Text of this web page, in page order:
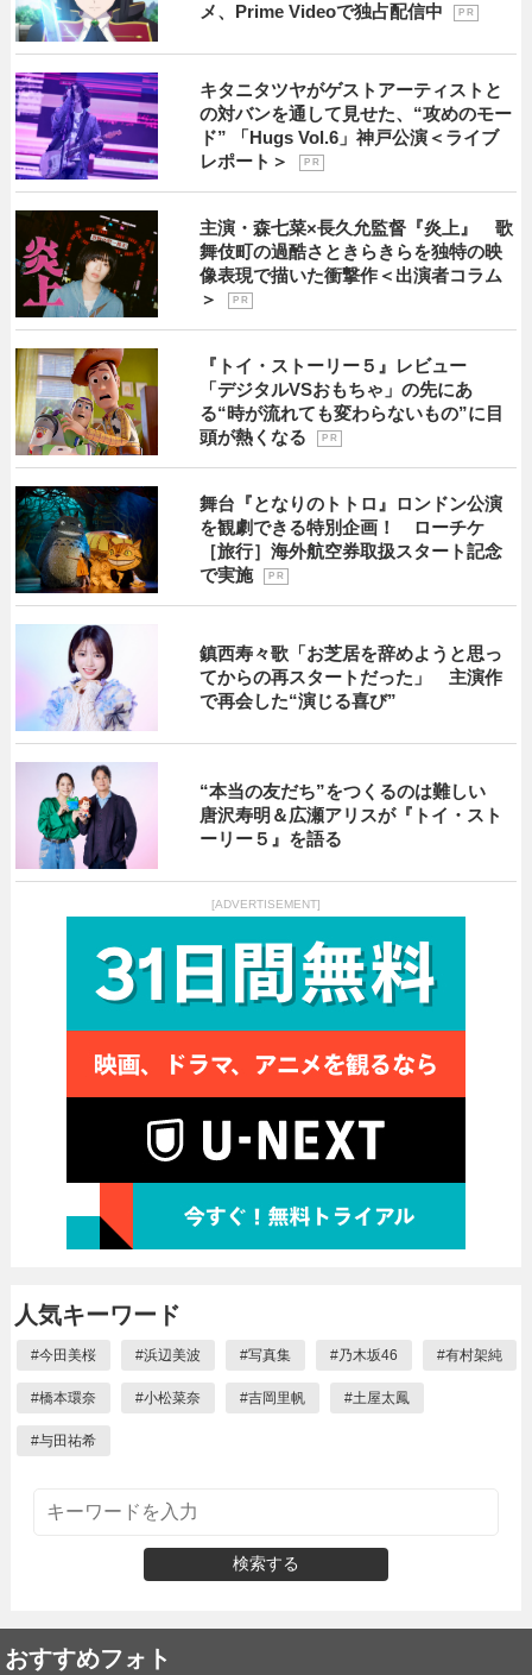
メ、Prime Videoで独占配信中
P R
キタニタツヤがゲストアーティストと
の対バンを通して見せた、“攻めのモー
ド” 「Hugs Vol.6」神戸公演＜ライブ
レポート＞
P R
主演・森七菜×長久允監督『炎上』 歌
舞伎町の過酷さときらきらを独特の映
像表現で描いた衝撃作＜出演者コラム
＞
P R
『トイ・ストーリー５』レビュー
「デジタルVSおもちゃ」の先にあ
る“時が流れても変わらないもの”に目
頭が熱くなる
P R
舞台『となりのトトロ』ロンドン公演
を観劇できる特別企画！ ローチケ
［旅行］海外航空券取扱スタート記念
で実施
P R
鎮西寿々歌「お芝居を辞めようと思っ
てからの再スタートだった」 主演作
で再会した“演じる喜び”
“本当の友だち”をつくるのは難しい
唐沢寿明＆広瀬アリスが『トイ・スト
ーリー５』を語る
[ADVERTISEMENT]
人気キーワード
#今田美桜 #浜辺美波 #写真集 #乃木坂46 #有村架純
#橋本環奈 #小松菜奈 #吉岡里帆 #土屋太鳳
#与田祐希
検索する
おすすめフォト